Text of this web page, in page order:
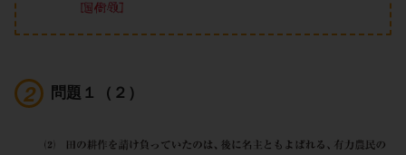
問題１（２）